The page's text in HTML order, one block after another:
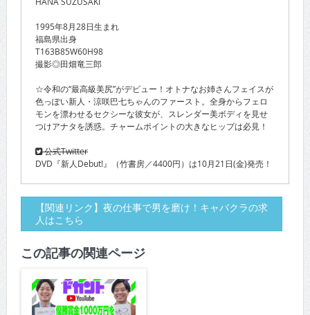
1995年8月28日生まれ
福島県出身
T163B85W60H98
撮影◎田畑竜三郎
☆令和の“最高級美尻”がデビュー！オトナなお姉さんフェイスが
色っぽい新人・涼咲巴七ちゃんのファースト。全身からフェロ
モンを漂わせるセクシーな彼女が、スレンダー美ボディを見せ
つけアナタを誘惑。チャームポイントの大きなヒップは必見！
公式Twitter
DVD『新人Debut!』（竹書房／4400円）は10月21日(金)発売！
【関連リンク】夜の仕事で男を磨け！キャバクラの求
人はこちら
この記事の関連ページ